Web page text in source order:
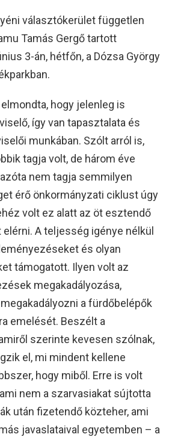
választókerület független
Tamás Gergő tartott
3-án, hétfőn, a Dózsa György
hogy jelenleg is
így van tapasztalata és
munkában. Szólt arról is,
tagja volt, de három éve
nem tagja semmilyen
érő önkormányzati ciklust úgy
volt ez alatt az öt esztendő
A teljesség igénye nélkül
és olyan
támogatott. Ilyen volt az
megakadályozása,
a fürdőbelépők
emelését. Beszélt a
szerinte kevesen szólnak,
el, mi mindent kellene
hogy miből. Erre is volt
nem a szarvasiakat sújtotta
után fizetendő közteher, ami
javaslataival egyetemben – a